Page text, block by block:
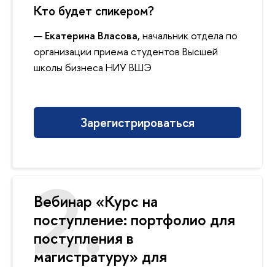
Кто будет спикером?
Екатерина Власова, начальник отдела по
организации приема студентов Высшей
школы бизнеса НИУ ВШЭ
Зарегистрироваться
Вебинар «Курс на
поступление: портфолио для
поступления в
магистратуру» для